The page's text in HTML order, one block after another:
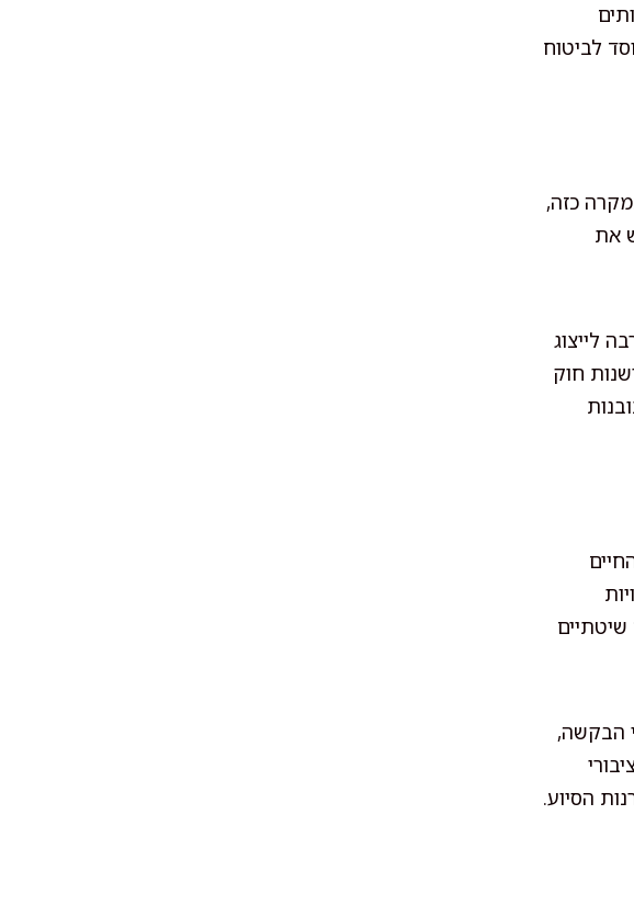
לביטוח
כזה,
את
לייצוג
חוק
שיטתיים
הבקשה,
הסיוע.